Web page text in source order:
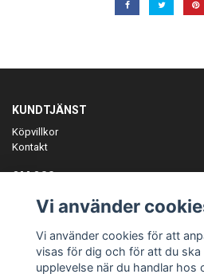
KUNDTJÄNST
Köpvillkor
Kontakt
OM OSS
ANMÄL DIG TILL VÅRT NYHETSBREV
Vi använder
Vi använder cookies för att
visas för dig och för att du ska
upplevelse när du handlar hos